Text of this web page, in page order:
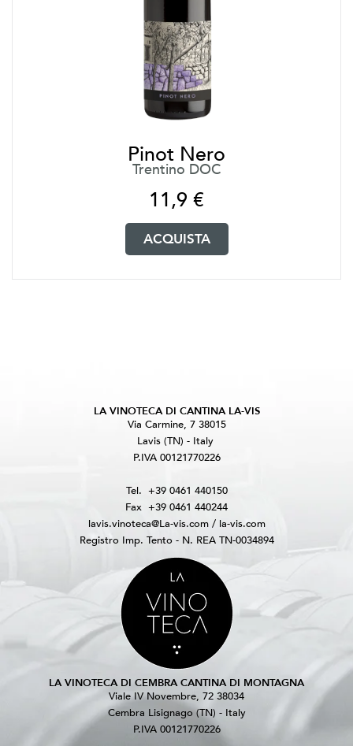
Pinot Nero
Trentino DOC
11,9 €
ACQUISTA
LA VINOTECA DI CANTINA LA-VIS
Via Carmine, 7 38015
Lavis (TN) - Italy
P.IVA 00121770226
Tel. +39 0461 440150
Fax +39 0461 440244
lavis.vinoteca@La-vis.com/ la-vis.com
Registro Imp. Tento - N. REA TN-0034894
LA VINOTECA DI CEMBRA CANTINA DI MONTAGNA
Viale IV Novembre, 72 38034
Cembra Lisignago (TN) - Italy
P.IVA 00121770226